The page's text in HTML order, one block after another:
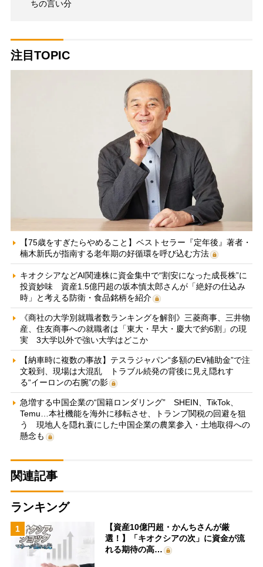
ちの言い分
注目TOPIC
【75歳をすぎたらやめること】ベストセラー『定年後』著者・
楠木新氏が指南する老年期の好循環を呼び込む方法
キオクシアなどAI関連株に資金集中で“割安になった成長株”に
投資妙味 資産1.5億円超の坂本慎太郎さんが「絶好の仕込み
時」と考える防衛・食品銘柄を紹介
《商社の大学別就職者数ランキングを解剖》三菱商事、三井物
産、住友商事への就職者は「東大・早大・慶大で約6割」の現
実 3大学以外で強い大学はどこか
【納車時に複数の事故】テスラジャパン“多額のEV補助金”で注
文殺到、現場は大混乱 トラブル続発の背後に見え隠れす
る“イーロンの右腕”の影
急増する中国企業の“国籍ロンダリング” SHEIN、TikTok、
Temu…本社機能を海外に移転させ、トランプ関税の回避を狙
う 現地人を隠れ蓑にした中国企業の農業参入・土地取得への
懸念も
関連記事
ランキング
1
【資産10億円超・かんちさんが厳
選！】「キオクシアの次」に資金が流
れる期待の高…